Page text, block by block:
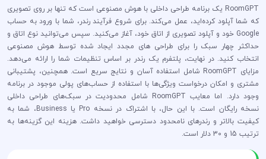
RoomGPT یک برنامه طراحی داخلی با هوش مصنوعی است که تنها بر روی تصویری
که شما آپلود کرده‌اید، عمل می‌کند. برای شروع فرآیند رندر، شما با ورود به حساب
Google خود و آپلود تصویری از اتاق خود، آغاز می‌کنید. سپس می‌توانید نوع اتاق و
حداکثر چهار سبک را برای طراحی های مجدد ایجاد شده توسط هوش مصنوعی
انتخاب کنید. در نهایت، پلتفرم یک رندر بر اساس تنظیمات شما را ارائه می‌دهد.
مزایای RoomGPT شامل استفاده آسان و نتایج سریع است. همچنین، پشتیبانی
مشتری و امکان درخواست ویژگی‌ها با استفاده از حساب‌های پولی موجود در برنامه
وجود دارد. اما معایب RoomGPT شامل محدودیت در سبک‌های طراحی داخلی
نسخه رایگان است. با این حال، با اشتراک در نسخه Pro یا Business، شما به
کیفیت بالاتر و رندرهای نامحدود دسترسی خواهید داشت. هزینه این گزینه‌ها به
ترتیب 15 و 30 دلار است.